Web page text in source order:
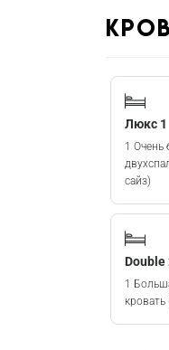
Люкс 1
1 Очень
сайз)
Double
1